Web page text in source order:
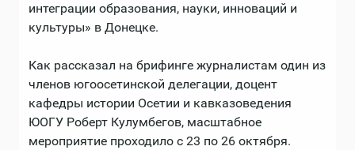
интеграции образования, науки, инноваций и
культуры» в Донецке.
Как рассказал на брифинге журналистам один из
членов югоосетинской делегации, доцент
кафедры истории Осетии и кавказоведения
ЮОГУ Роберт Кулумбегов, масштабное
мероприятие проходило с 23 по 26 октября.